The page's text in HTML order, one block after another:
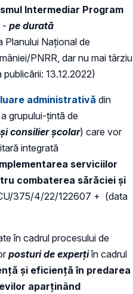
Intermediar Program
- pe durată
Planului Naţional de
PNRR, dar nu mai târziu
13.12.2022)
administrativă din
grupului-țintă de
consilier școlar) care vor
integrată
serviciilor
combaterea sărăciei și
375/4/22/122607 + (data
în cadrul procesului de
posturi de experțiîn cadrul
și eficiență în predarea
aparținând